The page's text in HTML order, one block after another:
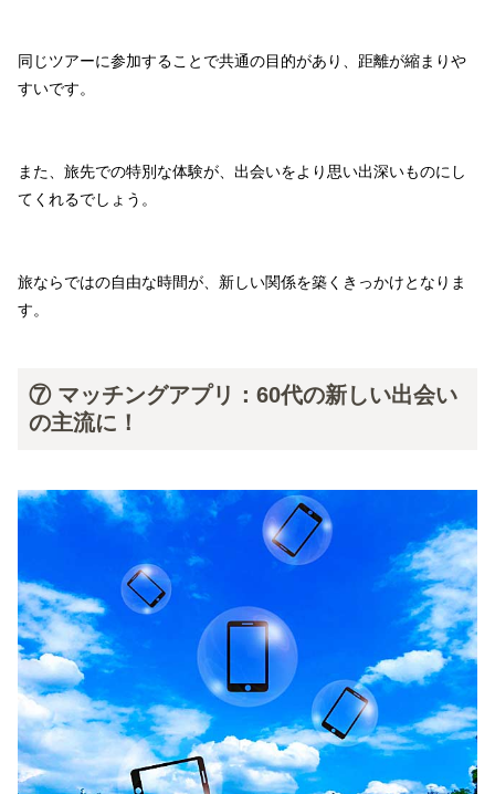
同じツアーに参加することで共通の目的があり、距離が縮まりや
すいです。
また、旅先での特別な体験が、出会いをより思い出深いものにし
てくれるでしょう。
旅ならではの自由な時間が、新しい関係を築くきっかけとなりま
す。
⑦ マッチングアプリ：60代の新しい出会い
の主流に！